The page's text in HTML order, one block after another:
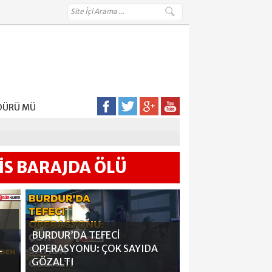
MÜ
BARAJDA ÖLÜ
BURDUR’DA TEFECİ
OPERASYONU: ÇOK SAYIDA
GÖZALTI